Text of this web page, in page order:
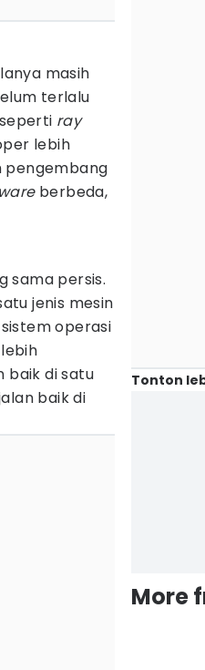
masih
terlalu
ray
lebih
pengembang
berbeda,
sama persis.
jenis mesin
operasi
baik di satu
baik di
Tonton
More